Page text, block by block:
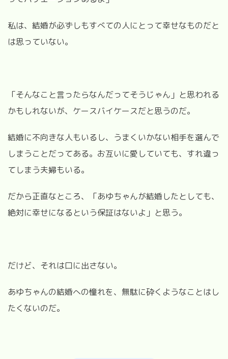
私は、結婚が必ずしもすべての人にとって幸せなものだと
は思っていない。
「そんなこと言ったらなんだってそうじゃん」と思われる
かもしれないが、ケースバイケースだと思うのだ。
結婚に不向きな人もいるし、うまくいかない相手を選んで
しまうことだってある。お互いに愛していても、すれ違っ
てしまう夫婦もいる。
だから正直なところ、「あゆちゃんが結婚したとしても、
絶対に幸せになるという保証はないよ」と思う。
だけど、それは口に出さない。
あゆちゃんの結婚への憧れを、無駄に砕くようなことはし
たくないのだ。